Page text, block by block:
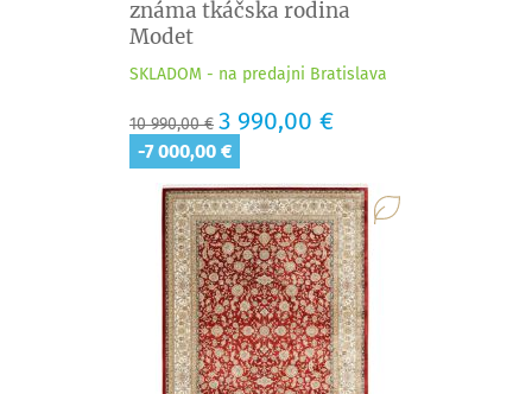
známa tkáčska rodina
Modet
SKLADOM - na predajni Bratislava
Základná
cena
10 990,00 € Cena
3 990,00 €
-7 000,00 €